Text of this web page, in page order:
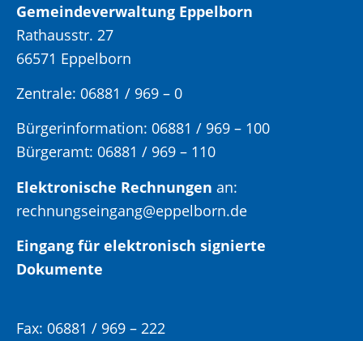
Gemeindeverwaltung Eppelborn
Rathausstr. 27
66571 Eppelborn
Zentrale: 06881 / 969 – 0
Bürgerinformation: 06881 / 969 – 100
Bürgeramt: 06881 / 969 – 110
Elektronische Rechnungen an:
rechnungseingang@eppelborn.de
Eingang für elektronisch signierte
Dokumente
Fax: 06881 / 969 – 222